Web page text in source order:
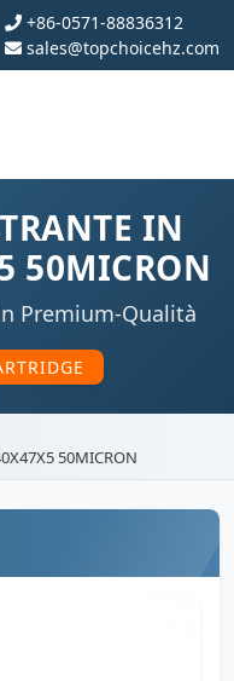
+86-0571-88836312
sales@topchoicehz.com
IN
50MICRON
Premium-Qualità
50MICRON